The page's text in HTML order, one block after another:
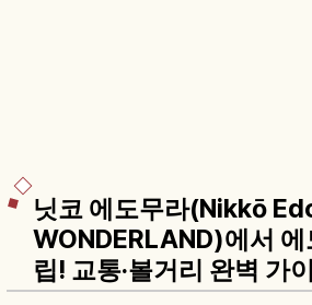
닛코 에도무라(Nikkō
WONDERLAND)에서
립! 교통·볼거리 완벽 가